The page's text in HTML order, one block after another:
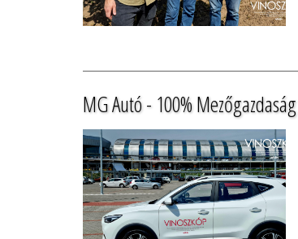
MG Autó - 100% Mezőgazdaság